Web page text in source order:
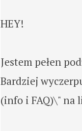
HEY!
Jestem pełen
Bardziej
(info i FAQ)\" na